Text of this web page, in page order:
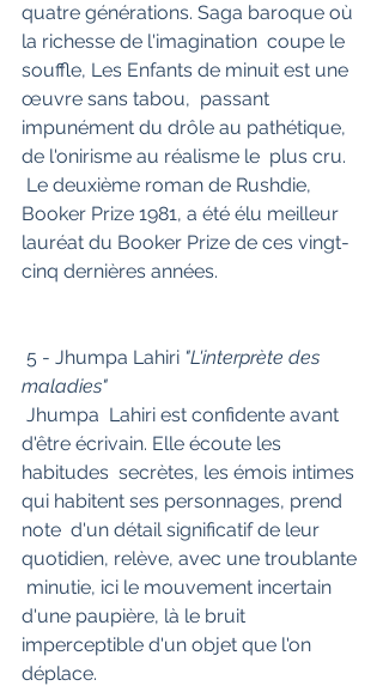
quatre générations. Saga baroque où
la richesse de l'imagination  coupe le
souffle, Les Enfants de minuit est une
œuvre sans tabou,  passant
impunément du drôle au pathétique,
de l'onirisme au réalisme le  plus cru.
Booker Prize 1981, a été élu meilleur
lauréat du Booker Prize de ces vingt-
cinq dernières années.
5 - Jhumpa Lahiri "L'interprète des
maladies"
d'être écrivain. Elle écoute les
habitudes  secrètes, les émois intimes
qui habitent ses personnages, prend
note  d'un détail significatif de leur
quotidien, relève, avec une troublante
minutie, ici le mouvement incertain
d'une paupière, là le bruit
imperceptible d'un objet que l'on
déplace.